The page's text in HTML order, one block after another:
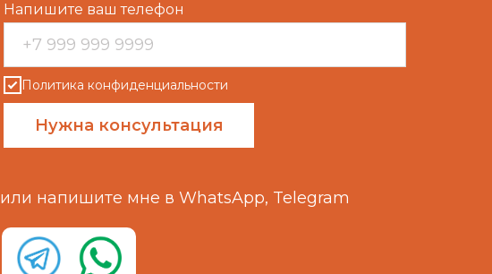
Напишите ваш телефон
Политика конфиденциальности
Нужна консультация
или напишите мне в WhatsApp, Telegram